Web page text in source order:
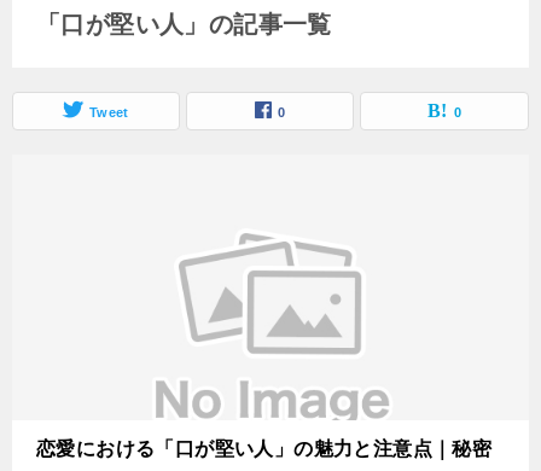
「口が堅い人」の記事一覧
Tweet 0 0
恋愛における「口が堅い人」の魅力と注意点｜秘密